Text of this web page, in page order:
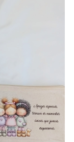
porta-
– vários